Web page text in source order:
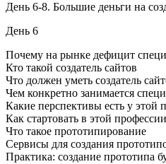
День 6-8. Большие деньги на
День 6
Почему на рынке дефицит
Кто такой создатель сайтов
Что должен уметь создатель
Чем конкретно занимается
Какие перспективы есть у этой
Как стартовать в этой
Что такое прототипирование
Сервисы для создания
Практика: создание прототипа